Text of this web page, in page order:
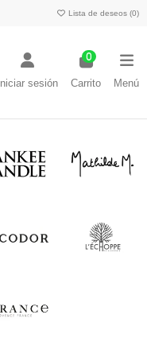
Lista de deseos (0)
Iniciar sesión
0
Carrito Menú